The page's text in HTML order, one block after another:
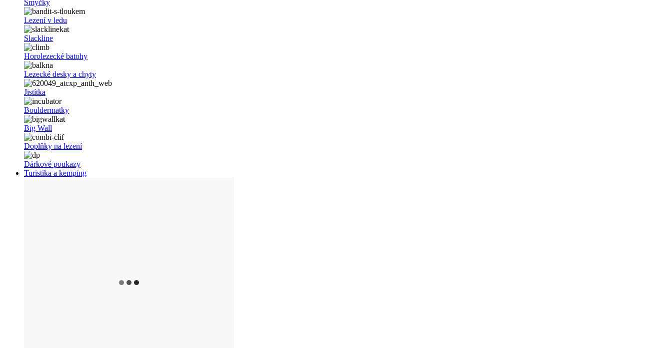
Smyčky
Lezení v ledu
Slackline
Horolezecké batohy
Lezecké desky a chyty
Jistítka
Bouldermatky
Big Wall
Doplňky na lezení
Dárkové poukazy
Turistika a kemping